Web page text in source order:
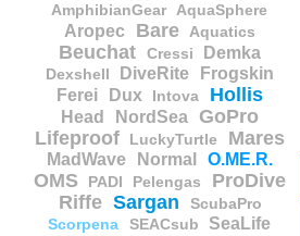
AmphibianGear AquaSphere
Aropec Bare Aquatics
Beuchat Cressi Demka
Dexshell DiveRite
Frogskin
Ferei
Dux Intova Hollis
Head NordSea
GoPro
Lifeproof
LuckyTurtle Mares
MadWave Normal O.ME.R.
OMS PADI Pelengas
ProDive
Riffe Sargan
ScubaPro
Scorpena
SEACsub SeaLife